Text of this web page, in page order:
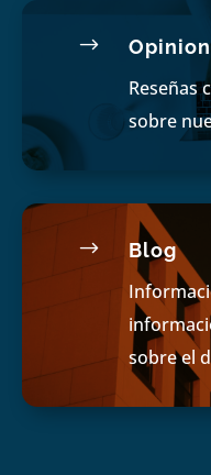
$
Reseñas
sobre
$ Blog
sobre el